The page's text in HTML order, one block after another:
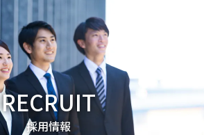
RECRUIT
採用情報